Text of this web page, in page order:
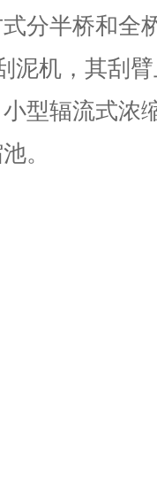
分半桥和全
泥机，其刮
型辐流式浓
。